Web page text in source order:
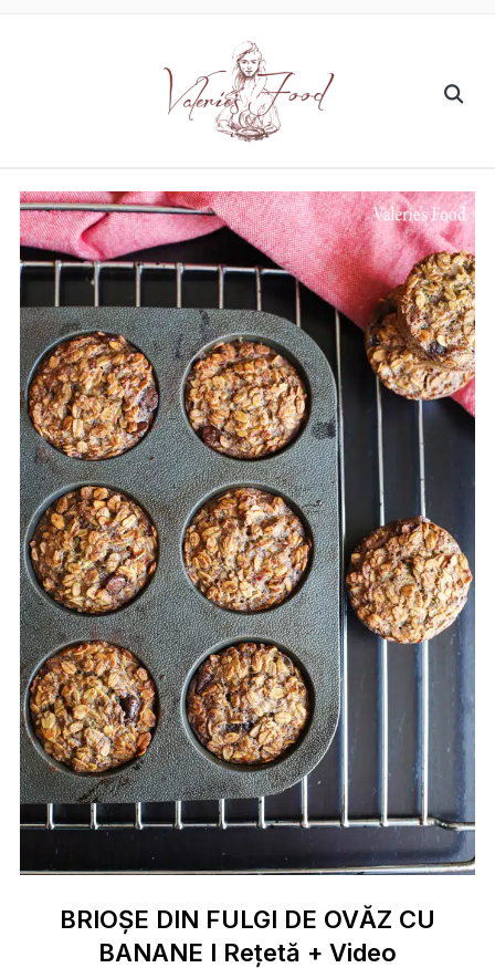
BRIOȘE DIN FULGI DE OVĂZ CU
BANANE I Rețetă + Video